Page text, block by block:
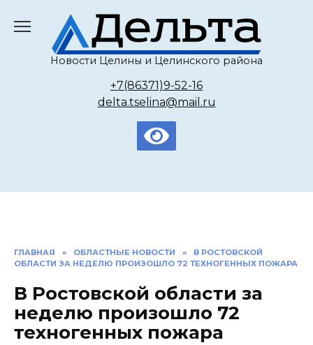
содержанию
Новости Целины и Целинского района
+7(86371)9-52-16
delta.tselina@mail.ru
ГЛАВНАЯ » ОБЛАСТНЫЕ НОВОСТИ »
В РОСТОВСКОЙ
ОБЛАСТИ ЗА НЕДЕЛЮ ПРОИЗОШЛО 72 ТЕХНОГЕННЫХ ПОЖАРА
В Ростовской области за
неделю произошло 72
техногенных пожара